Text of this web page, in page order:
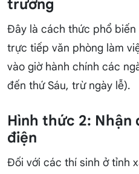
trường
Đây là cách thức phổ
trực tiếp văn phòng làm
vào giờ hành chính các
đến thứ Sáu, trừ ngày lễ).
Hình thức 2: Nhận
điện
Đối với các thí sinh ở tỉnh